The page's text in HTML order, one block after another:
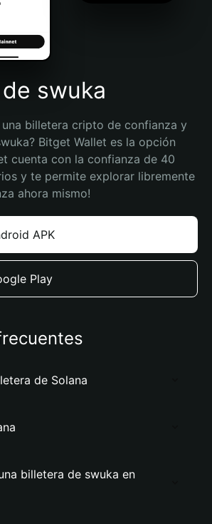
swuka
una billetera cripto de confianza y
Bitget Wallet es la opción
cuenta con la confianza de 40
y te permite explorar libremente
ahora mismo!
APK
Play
de Solana
billetera de swuka en